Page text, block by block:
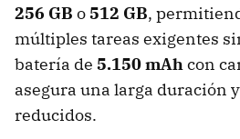
256 GB o512 GB,
múltiples tareas exigentes
batería de 5.150 mAhcon
asegura una larga duración
reducidos.